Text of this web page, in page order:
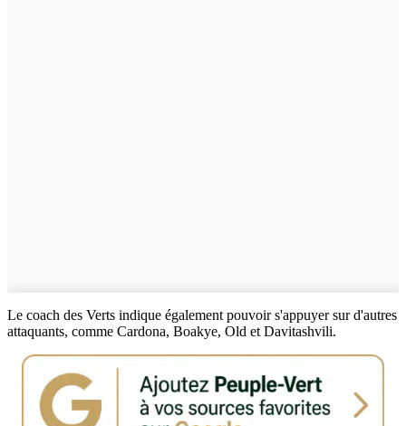
Le coach des Verts indique également pouvoir s'appuyer sur d'autres
attaquants, comme Cardona, Boakye, Old et Davitashvili.